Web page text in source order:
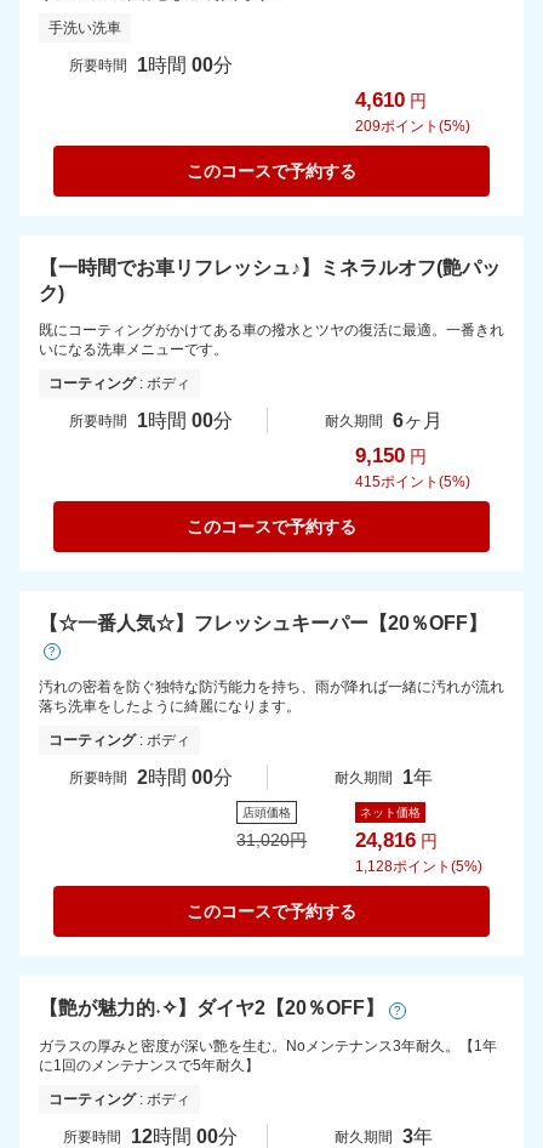
手洗い洗車
所要時間 1時間 00分
4,610 円
209ポイント(5%)
このコースで予約する
【一時間でお車リフレッシュ♪】ミネラルオフ(艶パッ
ク)
既にコーティングがかけてある車の撥水とツヤの復活に最適。一番きれ
いになる洗車メニューです。
コーティング: ボディ
所要時間 1時間 00分 耐久期間 6ヶ月
9,150 円
415ポイント(5%)
このコースで予約する
【☆一番人気☆】フレッシュキーパー【20％OFF】
?
汚れの密着を防ぐ独特な防汚能力を持ち、雨が降れば一緒に汚れが流れ
落ち洗車をしたように綺麗になります。
コーティング: ボディ
所要時間 2時間 00分 耐久期間 1年
店頭価格
31,020円
ネット価格
24,816 円
1,128ポイント(5%)
このコースで予約する
【艶が魅力的˖✧】ダイヤ2【20％OFF】 ?
ガラスの厚みと密度が深い艶を生む。Noメンテナンス3年耐久。【1年
に1回のメンテナンスで5年耐久】
コーティング: ボディ
所要時間 12時間 00分 耐久期間 3年